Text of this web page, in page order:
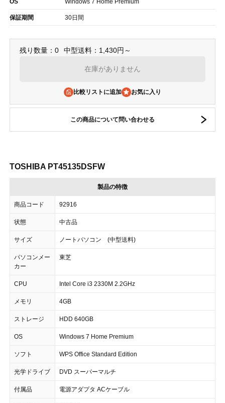
OS Windows 7 Home Premium
保証期間 30日間
残り数量：0 中型送料：1,430円～
在庫がありません
比較リストに追加
この商品について問い合わせる
TOSHIBA PT45135DSFW
製品の特徴
商品コード 92916
状態 中古品
サイズ ノートパソコン (中型送料)
パソコンメー
カー
東芝
CPU Intel Core i3 2330M 2.2GHz
メモリ 4GB
ストレージ HDD 640GB
OS Windows 7 Home Premium
ソフト WPS Office Standard Edition
光学ドライブ DVD スーパーマルチ
付属品 電源アダプタ ACケーブル